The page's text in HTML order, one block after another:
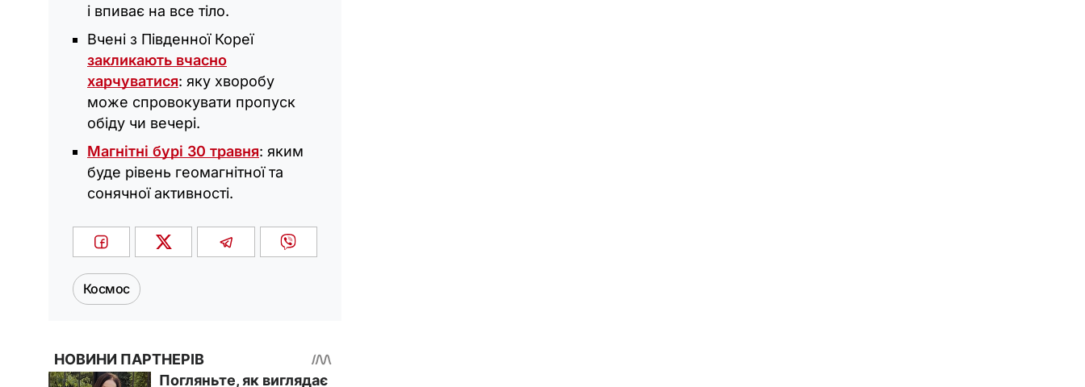
і впиває на все тіло.
Вчені з Південної Кореї
закликають вчасно
харчуватися: яку хворобу
може спровокувати пропуск
обіду чи вечері.
Магнітні бурі 30 травня: яким
буде рівень геомагнітної та
сонячної активності.
Космос